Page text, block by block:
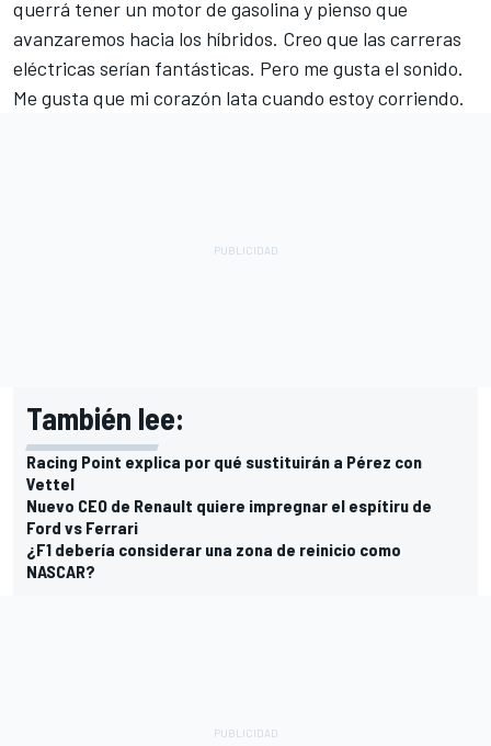
querrá tener un motor de gasolina y pienso que
avanzaremos hacia los híbridos. Creo que las carreras
eléctricas serían fantásticas. Pero me gusta el sonido.
Me gusta que mi corazón lata cuando estoy corriendo.
También lee:
Racing Point explica por qué sustituirán a Pérez con
Vettel
Nuevo CEO de Renault quiere impregnar el espítiru de
Ford vs Ferrari
¿F1 debería considerar una zona de reinicio como
NASCAR?